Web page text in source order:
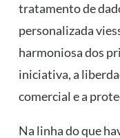
tratamento de
personalizada
harmoniosa dos
iniciativa, a
comercial e a
Na linha do que